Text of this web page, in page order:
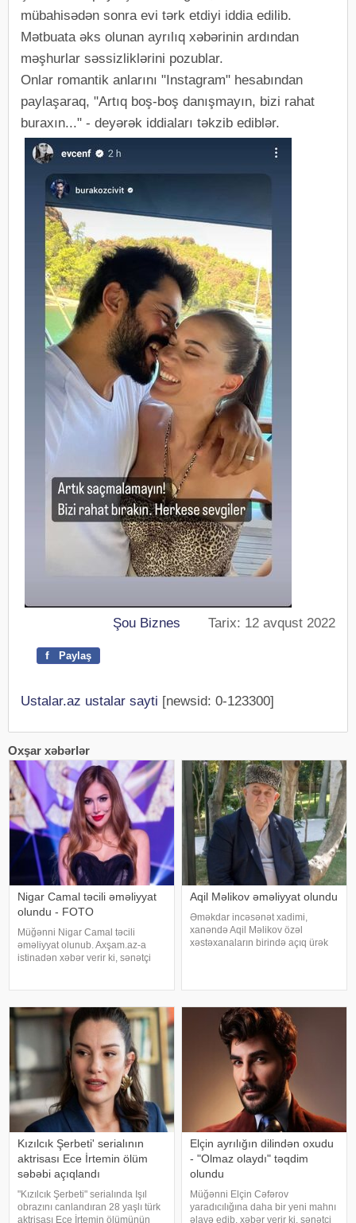
mübahisədən sonra evi tərk etdiyi iddia edilib.
Mətbuata əks olunan ayrılıq xəbərinin ardından
məşhurlar səssizliklərini pozublar.
Onlar romantik anlarını "Instagram" hesabından
paylaşaraq, "Artıq boş-boş danışmayın, bizi rahat
buraxın..." - deyərək iddiaları təkzib ediblər.
Şou Biznes Tarix: 12 avqust 2022
f Paylaş
Ustalar.az ustalar sayti [newsid: 0-123300]
Oxşar xəbərlər
Nigar Camal təcili əməliyyat
olundu - FOTO
Müğənni Nigar Camal təcili
əməliyyat olunub. Axşam.az-a
istinadən xəbər verir ki, sənətçi
olduğunu bildirib:. "Bu gün
gözlənilmədə
Aqil Məlikov əməliyyat olundu
Əməkdar incəsənət xadimi,
xanəndə Aqil Məlikov özəl
xəstəxanaların birində açıq ürək
verib. Onun sözlərinə görə, atasını
Kızılcık Şerbeti' serialının
aktrisası Ece İrtemin ölüm
səbəbi açıqlandı
"Kızılcık Şerbeti" serialında Işıl
obrazını canlandıran 28 yaşlı türk
aktrisası Ece İrtemin ölümünün
Elçin ayrılığın dilindən oxudu
- "Olmaz olaydı" təqdim
olundu
Müğənni Elçin Cəfərov
yaradıcılığına daha bir yeni mahnı
əlavə edib. xəbər verir ki, sənətçi